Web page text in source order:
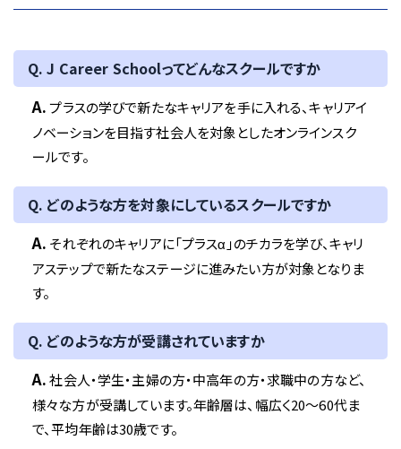
Q. J Career Schoolってどんなスクールですか
A.プラスの学びで新たなキャリアを手に入れる、キャリアイ
ノベーションを目指す社会人を対象としたオンラインスク
ールです。
Q. どのような方を対象にしているスクールですか
A. それぞれのキャリアに「プラスα」のチカラを学び、キャリ
アステップで新たなステージに進みたい方が対象となりま
す。
Q. どのような方が受講されていますか
A.社会人・学生・主婦の方・中高年の方・求職中の方など、
様々な方が受講しています。年齢層は、幅広く20〜60代ま
で、平均年齢は30歳です。